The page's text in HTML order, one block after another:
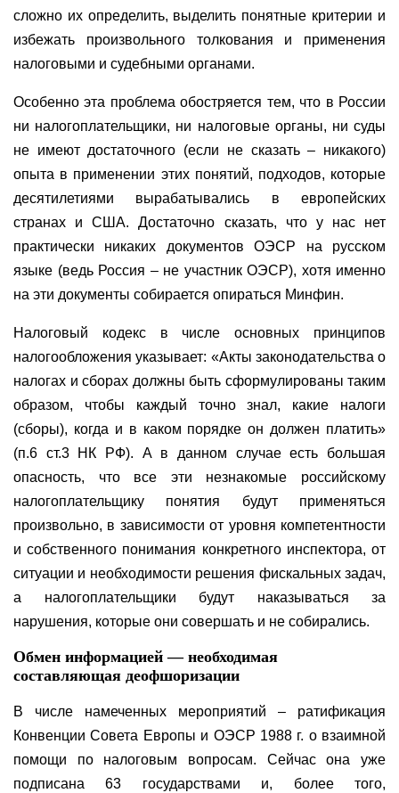
сложно их определить, выделить понятные критерии и
избежать произвольного толкования и применения
налоговыми и судебными органами.
Особенно эта проблема обостряется тем, что в России
ни налогоплательщики, ни налоговые органы, ни суды
не имеют достаточного (если не сказать – никакого)
опыта в применении этих понятий, подходов, которые
десятилетиями вырабатывались в европейских
странах и США. Достаточно сказать, что у нас нет
практически никаких документов ОЭСР на русском
языке (ведь Россия – не участник ОЭСР), хотя именно
на эти документы собирается опираться Минфин.
Налоговый кодекс в числе основных принципов
налогообложения указывает: «Акты законодательства о
налогах и сборах должны быть сформулированы таким
образом, чтобы каждый точно знал, какие налоги
(сборы), когда и в каком порядке он должен платить»
(п.6 ст.3 НК РФ). А в данном случае есть большая
опасность, что все эти незнакомые российскому
налогоплательщику понятия будут применяться
произвольно, в зависимости от уровня компетентности
и собственного понимания конкретного инспектора, от
ситуации и необходимости решения фискальных задач,
а налогоплательщики будут наказываться за
нарушения, которые они совершать и не собирались.
Обмен информацией—необходимая
составляющая деофшоризации
В числе намеченных мероприятий – ратификация
Конвенции Совета Европы и ОЭСР 1988 г. о взаимной
помощи по налоговым вопросам. Сейчас она уже
подписана 63 государствами и, более того,